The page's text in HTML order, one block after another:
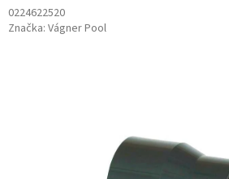
0224622520
Značka: Vágner Pool